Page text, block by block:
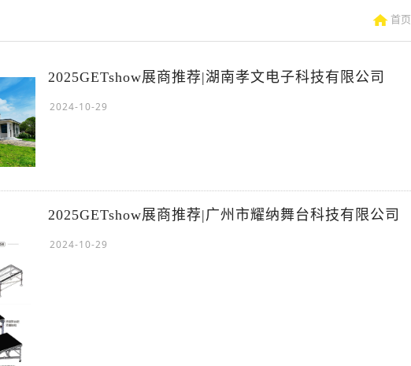
首页
2025GETshow展商推荐|湖南孝文电子科技有限公司
2024-10-29
2025GETshow展商推荐|广州市耀纳舞台科技有限公司
2024-10-29